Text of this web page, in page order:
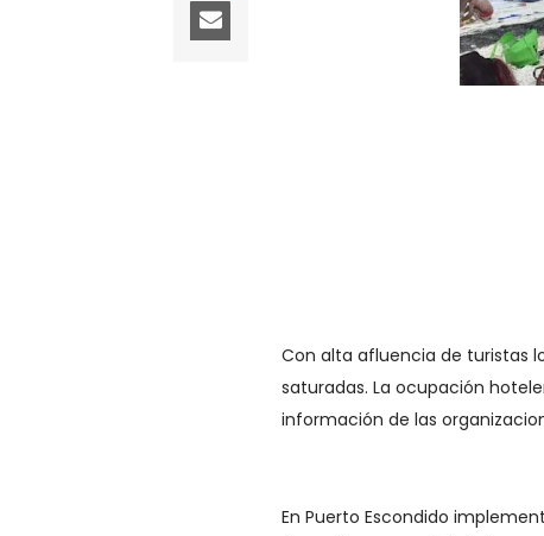
Con alta afluencia de turistas
saturadas. La ocupación
información de las
En Puerto Escondido